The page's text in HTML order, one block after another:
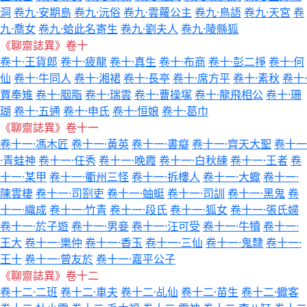
洞 卷九·安期島卷九·沅俗卷九·雲蘿公主 卷九·鳥語卷九·天宮 卷
九·喬女卷九·蛤此名寄生 卷九·劉夫人 卷九·陵縣狐
《聊齋誌異》卷十
卷十·王貨郎 卷十·疲龍卷十·真生 卷十·布商 卷十·彭二掙卷十·何
仙 卷十·牛同人 卷十·湘裙卷十·長亭 卷十·席方平卷十·素秋 卷十·
賈奉雉 卷十·胭脂 卷十·瑞雲卷十·曹操塚卷十·龍飛相公卷十·珊
瑚 卷十·五通 卷十·申氏卷十·恒娘 卷十·葛巾
《聊齋誌異》卷十一
卷十一·馮木匠 卷十一·黃英卷十一·書癡卷十一·齊天大聖 卷十一
·青蛙神 卷十一·任秀卷十一·晚霞 卷十一·白秋練卷十一·王者卷
十一·某甲 卷十一·衢州三怪卷十一·拆樓人 卷十一·大蠍卷十一·
陳雲棲卷十一·司劄吏 卷十一·蚰蜓卷十一·司訓 卷十一·黑鬼卷
十一·織成卷十一·竹青 卷十一·段氏卷十一·狐女卷十一·張氏婦
卷十一·於子遊卷十一·男妾卷十一·汪可受 卷十一·牛犢卷十一·
王大 卷十一·樂仲 卷十一·香玉 卷十一·三仙 卷十一·鬼隸卷十一·
王十卷十一·曾友於卷十一·嘉平公子
《聊齋誌異》卷十二
卷十二·二班 卷十二·車夫 卷十二·乩仙 卷十二·苗生 卷十二·蠍客